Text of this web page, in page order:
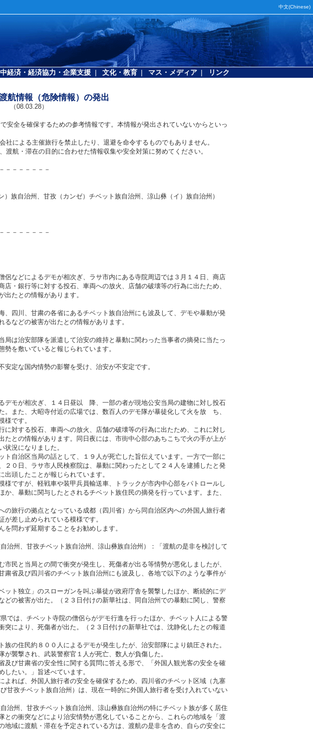
中文(Chinese)
中経済・経済協力・企業支援 | 文化・教育 | マス・メディア | リンク
航情報（危険情報）の発出
（08.03.28）
安全を確保するための参考情報です。本情報が発出されていないからといっ
による主催旅行を禁止したり、退避を命令するものでもありません。
航・滞在の目的に合わせた情報収集や安全対策に努めてください。
－－－－－－－
族自治州、甘孜（カンゼ）チベット族自治州、涼山彝（イ）族自治州）
－－－－－－－
侶などによるデモが相次ぎ、ラサ市内にある寺院周辺では３月１４日、商店
・銀行等に対する投石、車両への放火、店舗の破壊等の行為に出たため、
たとの情報があります。
、四川、甘粛の各省にあるチベット族自治州にも波及して、デモや暴動が発
などの被害が出たとの情報があります。
局は治安部隊を派遣して治安の維持と暴動に関わった当事者の摘発に当たっ
を敷いていると報じられています。
安定な国内情勢の影響を受け、治安が不安定です。
デモが相次ぎ、１４日昼以 降、一部の者が現地公安当局の建物に対し投石
また、大昭寺付近の広場では、数百人のデモ隊が暴徒化して火を放 ち、
様です。
に対する投石、車両への放火、店舗の破壊等の行為に出たため、これに対し
との情報があります。同日夜には、市街中心部のあちこちで火の手が上が
状況になりました。
ト自治区当局の話として、１９人が死亡した旨伝えています。一方で一部に
０日、ラサ市人民検察院は、暴動に関わったとして２４人を逮捕したと発
頭したことが報じられています。
様ですが、軽戦車や装甲兵員輸送車、トラックが市内中心部をパトロールし
、暴動に関与したとされるチベット族住民の摘発を行っています。また、
の旅行の拠点となっている成都（四川省）から同自治区内への外国人旅行者
差し止められている模様です。
問わず延期することをお勧めします。
治州、甘孜チベット族自治州、涼山彝族自治州）：「渡航の是非を検討して
市民と当局との間で衝突が発生し、死傷者が出る等情勢が悪化しましたが、
省及び四川省のチベット族自治州にも波及し、各地で以下のような事件が
ット独立」のスローガンを叫ぶ暴徒が政府庁舎を襲撃したほか、断続的にデ
の被害が出た。（２３日付けの新華社は、同自治州での暴動に関し、警察
では、チベット寺院の僧侶らがデモ行進を行ったほか、チベット人による警
により、死傷者が出た。（２３日付けの新華社では、沈静化したとの報道
の住民約８００人によるデモが発生したが、治安部隊により鎮圧された。
襲撃され、武装警察官１人が死亡、数人が負傷した。
及び甘粛省の安全性に関する質問に答える形で、「外国人観光客の安全を確
たい。」旨述べています。
よれば、外国人旅行者の安全を確保するため、四川省のチベット区域（九寨
甘孜チベット族自治州）は、現在一時的に外国人旅行者を受け入れていない
治州、甘孜チベット族自治州、涼山彝族自治州の特にチベット族が多く居住
の衝突などにより治安情勢が悪化していることから、これらの地域を「渡
域に渡航・滞在を予定されている方は、渡航の是非を含め、自らの安全に